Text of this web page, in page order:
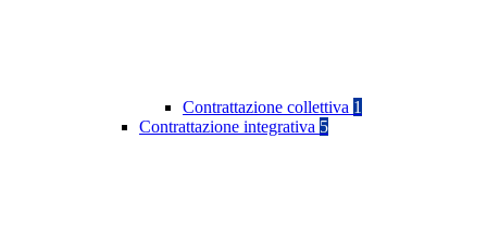
Contrattazione collettiva 1
Contrattazione integrativa 5